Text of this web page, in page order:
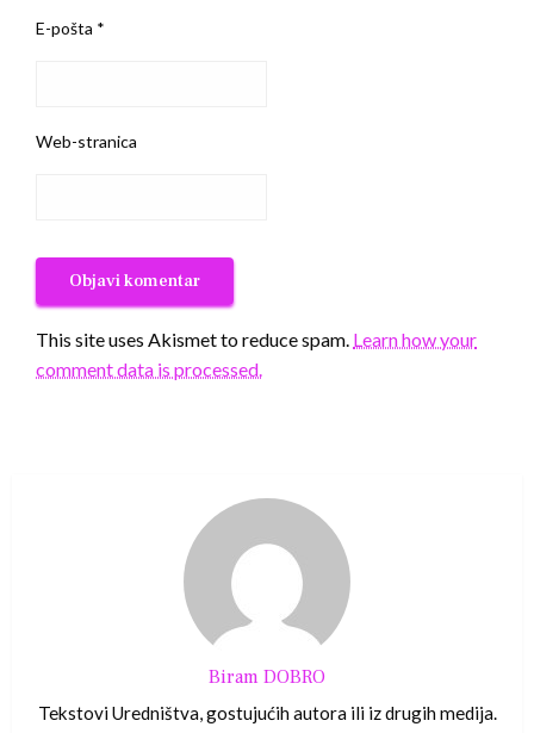
E-pošta *
Web-stranica
This site uses Akismet to reduce spam. Learn how your
comment data is processed.
Biram DOBRO
Tekstovi Uredništva, gostujućih autora ili iz drugih medija.